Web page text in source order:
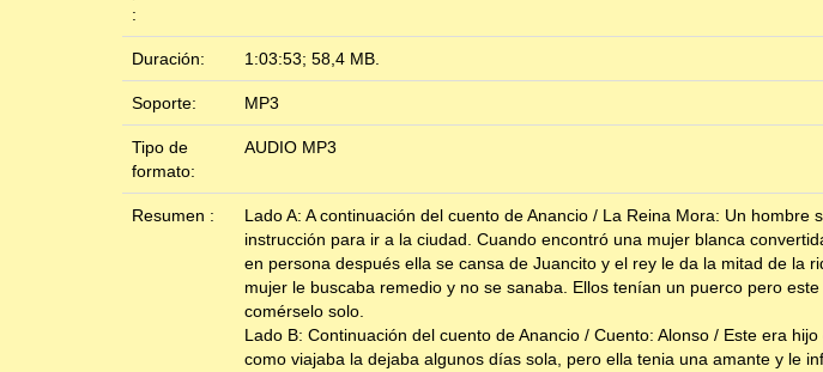
:
Duración: 1:03:53; 58,4 MB.
Soporte: MP3
Tipo de
formato:
AUDIO MP3
Resumen :
Lado A: A continuación del cuento de Anancio / La Reina Mora: Un
instrucción para ir a la ciudad. Cuando encontró una mujer blanca
en persona después ella se cansa de Juancito y el rey le da la mitad de la
mujer le buscaba remedio y no se sanaba. Ellos tenían un puerco pero
comérselo solo.
Lado B: Continuación del cuento de Anancio / Cuento: Alonso / Este era
como viajaba la dejaba algunos días sola, pero ella tenia una amante y le